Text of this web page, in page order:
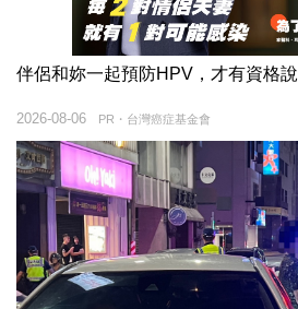
伴侶和妳一起預防HPV，才有資格說
PR・台灣癌症基金會
2026-08-06